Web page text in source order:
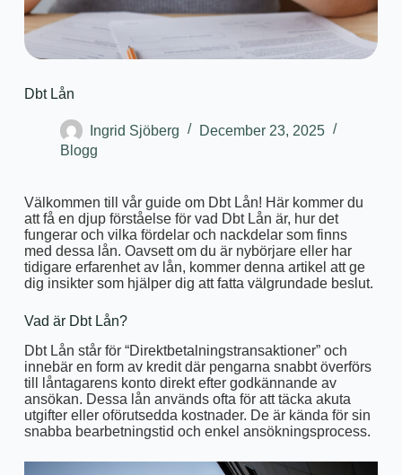
Dbt Lån
Ingrid Sjöberg
December 23, 2025
Blogg
Välkommen till vår guide om Dbt Lån! Här kommer du
att få en djup förståelse för vad Dbt Lån är, hur det
fungerar och vilka fördelar och nackdelar som finns
med dessa lån. Oavsett om du är nybörjare eller har
tidigare erfarenhet av lån, kommer denna artikel att ge
dig insikter som hjälper dig att fatta välgrundade beslut.
Vad är Dbt Lån?
Dbt Lån står för “Direktbetalningstransaktioner” och
innebär en form av kredit där pengarna snabbt överförs
till låntagarens konto direkt efter godkännande av
ansökan. Dessa lån används ofta för att täcka akuta
utgifter eller oförutsedda kostnader. De är kända för sin
snabba bearbetningstid och enkel ansökningsprocess.